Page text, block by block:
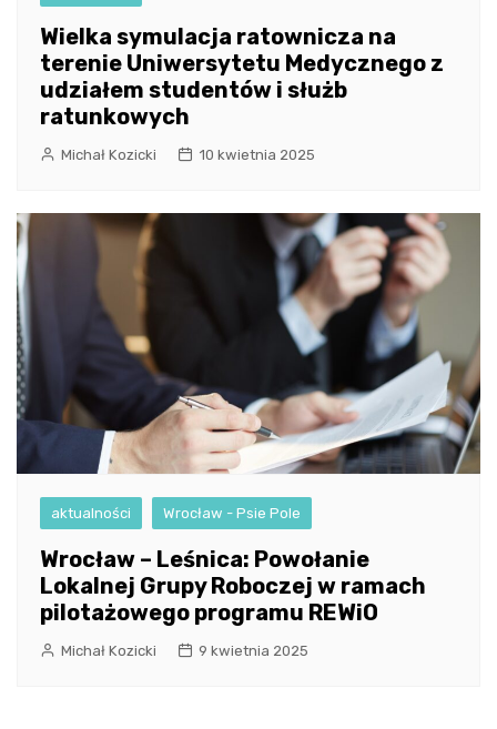
Wielka symulacja ratownicza na
terenie Uniwersytetu Medycznego z
udziałem studentów i służb
ratunkowych
Michał Kozicki 10 kwietnia 2025
aktualności Wrocław - Psie Pole
Wrocław – Leśnica: Powołanie
Lokalnej Grupy Roboczej w ramach
pilotażowego programu REWiO
Michał Kozicki 9 kwietnia 2025